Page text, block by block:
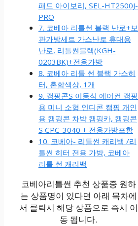
패드 아이보리, SEL-HT2500J-
PRO
7. 코베아 리틀썬 블랙 난로+보
관가방세트 가스난로 휴대용
난로, 리틀썬블랙(KGH-
0203BK)+전용가방
8. 코베아 리틀 썬 블랙 가스히
터, 혼합색상, 1개
9. 캠핑콘S 이동식 에어컨 캠핑
용 미니 소형 인디콘 캠핑 개인
용 캠핑콘 차박 캠핑카, 캠핑콘
S CPC-3040 + 전용가방포함
10. 코베아- 리틀썬 캐리백 /리
틀썬 히터 전용 가방, 코베아
리틀 썬 캐리백
코베아리틀썬 추천 상품중 원하
는 상품명이 있다면 아래 목차에
서 클릭시 해당 상품으로 즉시 이
동 됩니다.